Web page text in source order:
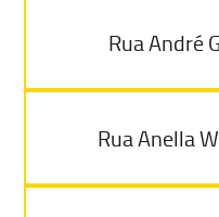
Rua André
Rua Anella